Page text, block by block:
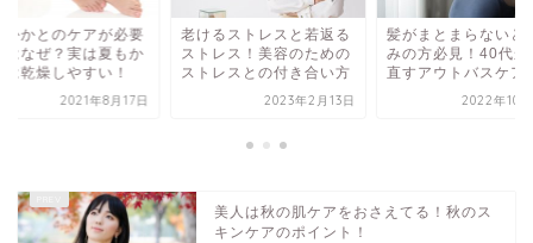
かかとのケアが必要
はなぜ？実は夏もか
は乾燥しやすい！
2021年8月17日
老けるストレスと若返る
ストレス！美容のための
ストレスとの付き合い方
2023年2月13日
髪がまとまらないと
みの方必見！40代か
直すアウトバスケア
2022年10
美人は秋の肌ケアをおさえてる！秋のス
キンケアのポイント！